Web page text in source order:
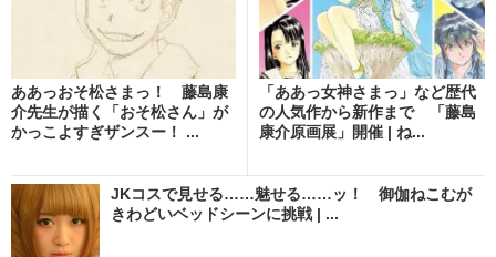
ああっおそ松さまっ！ 藤島康
介先生が描く「おそ松さん」が
かっこよすぎザンスー！ ...
「ああっ女神さまっ」など歴代
の人気作から新作まで 「藤島
康介原画展」開催 | ね...
JKコスで見せる……魅せる……ッ！ 御伽ねこむが
きわどいベッドシーンに挑戦 | ...